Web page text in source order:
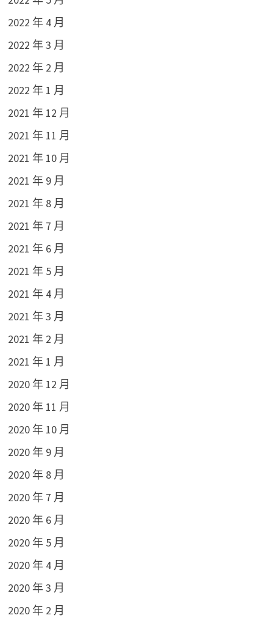
2022 年 4 月
2022 年 3 月
2022 年 2 月
2022 年 1 月
2021 年 12 月
2021 年 11 月
2021 年 10 月
2021 年 9 月
2021 年 8 月
2021 年 7 月
2021 年 6 月
2021 年 5 月
2021 年 4 月
2021 年 3 月
2021 年 2 月
2021 年 1 月
2020 年 12 月
2020 年 11 月
2020 年 10 月
2020 年 9 月
2020 年 8 月
2020 年 7 月
2020 年 6 月
2020 年 5 月
2020 年 4 月
2020 年 3 月
2020 年 2 月